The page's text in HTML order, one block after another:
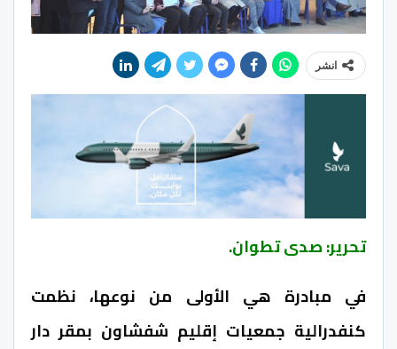
انشر
تحرير: صدى تطوان.
في مبادرة هي الأولى من نوعها، نظمت
كنفدرالية جمعيات إقليم شفشاون بمقر دار